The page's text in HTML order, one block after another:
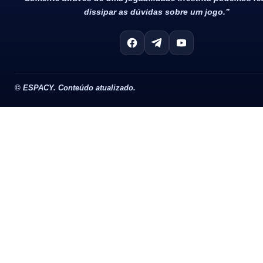
dissipar as dúvidas sobre um jogo.”
© ESPACY. Conteúdo atualizado.